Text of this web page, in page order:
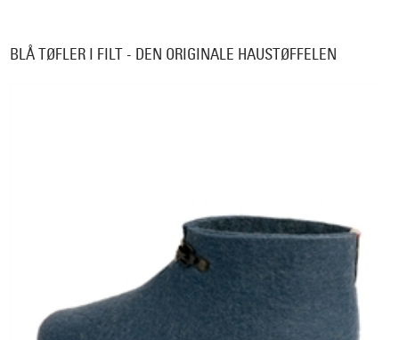
BLÅ TØFLER I FILT - DEN ORIGINALE HAUSTØFFELEN